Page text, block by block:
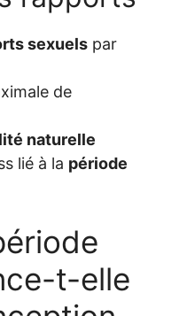
sexuels par
de
naturelle
lié à la période
t-elle